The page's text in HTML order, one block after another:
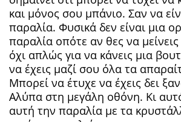
και μόνος σου μπάνιο. Σαν να
παραλία. Φυσικά δεν είναι μια
παραλία οπότε αν θες να
όχι απλώς για να κάνεις μια
να έχεις μαζί σου όλα τα
Μπορεί να έτυχε να έχεις δει
Αλύπα στη μεγάλη οθόνη. Κι
αυτή την παραλία με τα